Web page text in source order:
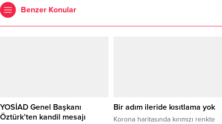
Benzer Konular
YOSİAD Genel Başkanı
Öztürk’ten kandil mesajı
Bir adım ileride kısıtlama yok
Korona haritasında kırımızı renkte